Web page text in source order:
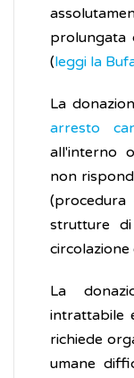
prolungata
(leggi la
La
arresto
all'interno
non
strutture
La
intrattabile
richiede
umane